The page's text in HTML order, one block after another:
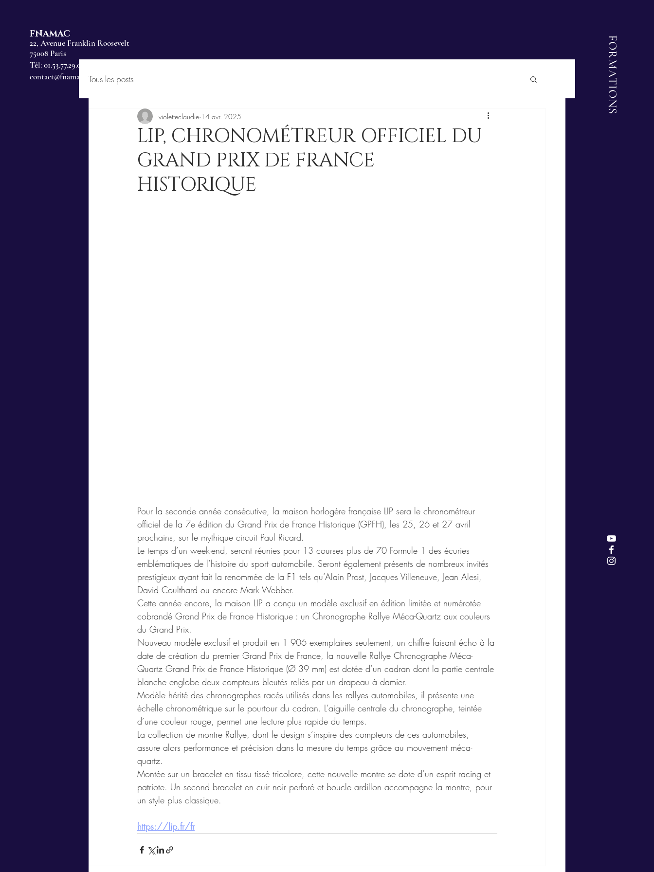
FNAMAC
22, Avenue Franklin Roosevelt
75008 Paris
Tél: 01.53.77.29.00
contact@fnamac.fr
FORMATIONS
Tous les posts
LIP, CHRONOMÉTREUR OFFICIEL DU
GRAND PRIX DE FRANCE
HISTORIQUE
violetteclaudie 14 avr. 2025
Pour la seconde année consécutive, la maison horlogère française LIP sera le chronométreur
officiel de la 7e édition du Grand Prix de France Historique (GPFH), les 25, 26 et 27 avril
prochains, sur le mythique circuit Paul Ricard.
Le temps d’un week-end, seront réunies pour 13 courses plus de 70 Formule 1 des écuries
emblématiques de l’histoire du sport automobile. Seront également présents de nombreux invités
prestigieux ayant fait la renommée de la F1 tels qu’Alain Prost, Jacques Villeneuve, Jean Alesi,
David Coulthard ou encore Mark Webber.
Cette année encore, la maison LIP a conçu un modèle exclusif en édition limitée et numérotée
cobrandé Grand Prix de France Historique : un Chronographe Rallye Méca-Quartz aux couleurs
du Grand Prix.
Nouveau modèle exclusif et produit en 1 906 exemplaires seulement, un chiffre faisant écho à la
date de création du premier Grand Prix de France, la nouvelle Rallye Chronographe Méca-
Quartz Grand Prix de France Historique (Ø 39 mm) est dotée d’un cadran dont la partie centrale
blanche englobe deux compteurs bleutés reliés par un drapeau à damier.
Modèle hérité des chronographes racés utilisés dans les rallyes automobiles, il présente une
échelle chronométrique sur le pourtour du cadran. L’aiguille centrale du chronographe, teintée
d’une couleur rouge, permet une lecture plus rapide du temps.
La collection de montre Rallye, dont le design s’inspire des compteurs de ces automobiles,
assure alors performance et précision dans la mesure du temps grâce au mouvement méca-
quartz.
Montée sur un bracelet en tissu tissé tricolore, cette nouvelle montre se dote d’un esprit racing et
patriote. Un second bracelet en cuir noir perforé et boucle ardillon accompagne la montre, pour
un style plus classique.
https://lip.fr/fr